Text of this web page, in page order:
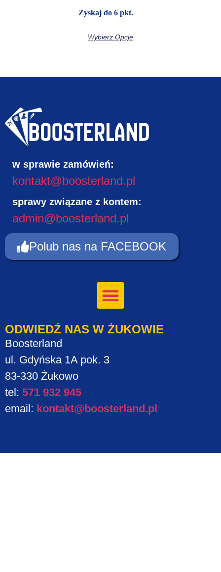
Zyskaj do 6 pkt.
Wybierz Opcje
w sprawie zamówień:
kontakt@boosterland.pl
sprawy związane z kontem:
admin@boosterland.pl
Polub nas na FACEBOOK
ODWIEDŹ NAS W ŻUKOWIE
Boosterland
ul. Gdyńska 1A pok. 3
83-330 Żukowo
tel: 571 932 945
email: kontakt@boosterland.pl